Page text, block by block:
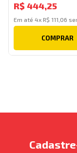
R$ 444,25
Em até4xR$ 111 06
COMPRAR